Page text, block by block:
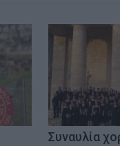
Συναυλία